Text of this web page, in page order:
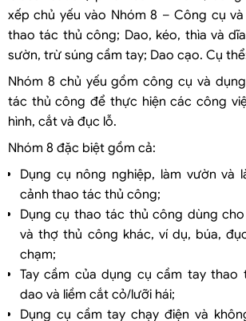
xếp chủ yếu vào Nhóm 8 – Công cụ
thao tác thủ công; Dao, kéo, thìa và
sườn, trừ súng cầm tay; Dao cạo. Cụ
Nhóm 8 chủ yếu gồm công cụ và
tác thủ công để thực hiện các công
hình, cắt và đục lỗ.
Nhóm 8 đặc biệt gồm cả:
Dụng cụ nông nghiệp, làm vườn và
cảnh thao tác thủ công;
Dụng cụ thao tác thủ công dùng
và thợ thủ công khác, ví dụ, búa,
chạm;
Tay cầm của dụng cụ cầm tay
dao và liềm cắt cỏ/lưỡi hái;
Dụng cụ cầm tay chạy điện và